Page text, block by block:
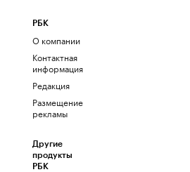
РБК
О компании
Контактная
информация
Редакция
Размещение
рекламы
Другие
продукты
РБК